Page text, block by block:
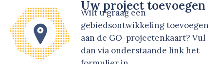
Uw project toevoegen
Wilt u graag een
gebiedsontwikkeling toevoegen
aan de GO-projectenkaart? Vul
dan via onderstaande link het